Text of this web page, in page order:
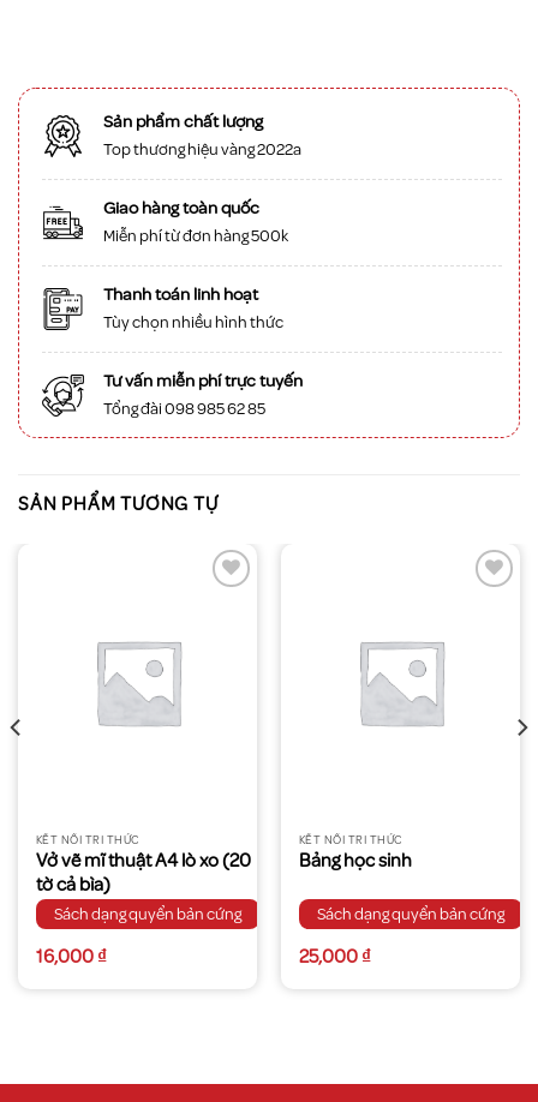
Sản phẩm chất lượng
Top thương hiệu vàng 2022a
Giao hàng toàn quốc
Miễn phí từ đơn hàng 500k
Thanh toán linh hoạt
Tùy chọn nhiều hình thức
Tư vấn miễn phí trực tuyến
Tổng đài 098 985 62 85
SẢN PHẨM TƯƠNG TỰ
KẾT NỐI TRI THỨC
Vở vẽ mĩ thuật A4 lò xo (20
tờ cả bìa)
Sách dạng quyển bản cứng
16,000₫
KẾT NỐI TRI THỨC
Bảng học sinh
Sách dạng quyển bản cứng
25,000₫